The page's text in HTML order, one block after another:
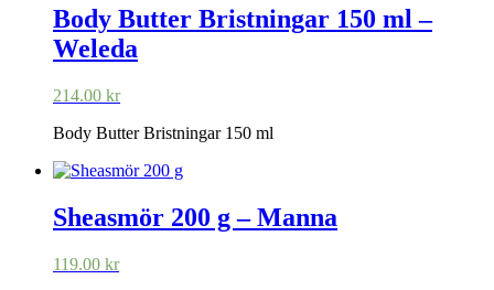
Body Butter Bristningar 150 ml –
Weleda
214.00 kr
Body Butter Bristningar 150 ml
Sheasmör 200 g – Manna
119.00 kr